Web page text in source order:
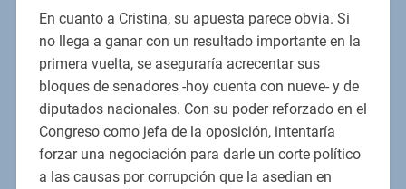
En cuanto a Cristina, su apuesta parece obvia. Si
no llega a ganar con un resultado importante en la
primera vuelta, se aseguraría acrecentar sus
bloques de senadores -hoy cuenta con nueve- y de
diputados nacionales. Con su poder reforzado en el
Congreso como jefa de la oposición, intentaría
forzar una negociación para darle un corte político
a las causas por corrupción que la asedian en